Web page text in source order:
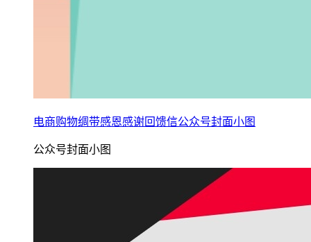
电商购物绸带感恩感谢回馈信公众号封面小图
公众号封面小图